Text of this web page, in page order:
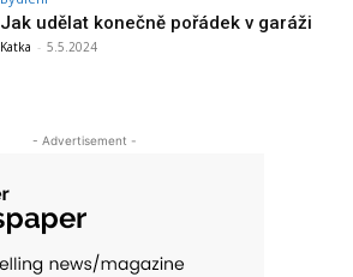
Jak udělat konečně pořádek v garáži
Katka - 5.5.2024
- Advertisement -